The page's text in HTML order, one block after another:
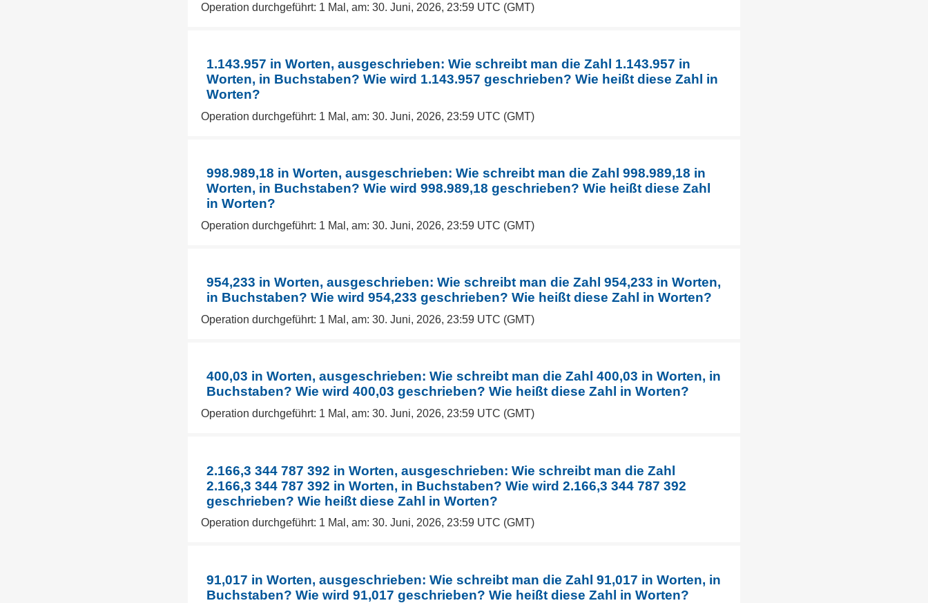
Operation durchgeführt: 1 Mal, am: 30. Juni, 2026, 23:59 UTC (GMT)
1.143.957 in Worten, ausgeschrieben: Wie schreibt man die Zahl 1.143.957 in
Worten, in Buchstaben? Wie wird 1.143.957 geschrieben? Wie heißt diese Zahl in
Worten?
Operation durchgeführt: 1 Mal, am: 30. Juni, 2026, 23:59 UTC (GMT)
998.989,18 in Worten, ausgeschrieben: Wie schreibt man die Zahl 998.989,18 in
Worten, in Buchstaben? Wie wird 998.989,18 geschrieben? Wie heißt diese Zahl
in Worten?
Operation durchgeführt: 1 Mal, am: 30. Juni, 2026, 23:59 UTC (GMT)
954,233 in Worten, ausgeschrieben: Wie schreibt man die Zahl 954,233 in Worten,
in Buchstaben? Wie wird 954,233 geschrieben? Wie heißt diese Zahl in Worten?
Operation durchgeführt: 1 Mal, am: 30. Juni, 2026, 23:59 UTC (GMT)
400,03 in Worten, ausgeschrieben: Wie schreibt man die Zahl 400,03 in Worten, in
Buchstaben? Wie wird 400,03 geschrieben? Wie heißt diese Zahl in Worten?
Operation durchgeführt: 1 Mal, am: 30. Juni, 2026, 23:59 UTC (GMT)
2.166,3 344 787 392 in Worten, ausgeschrieben: Wie schreibt man die Zahl
2.166,3 344 787 392 in Worten, in Buchstaben? Wie wird 2.166,3 344 787 392
geschrieben? Wie heißt diese Zahl in Worten?
Operation durchgeführt: 1 Mal, am: 30. Juni, 2026, 23:59 UTC (GMT)
91,017 in Worten, ausgeschrieben: Wie schreibt man die Zahl 91,017 in Worten, in
Buchstaben? Wie wird 91,017 geschrieben? Wie heißt diese Zahl in Worten?